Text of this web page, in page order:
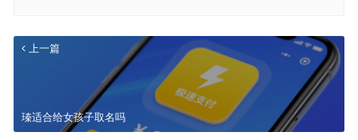
上一篇
瑧适合给女孩子取名吗